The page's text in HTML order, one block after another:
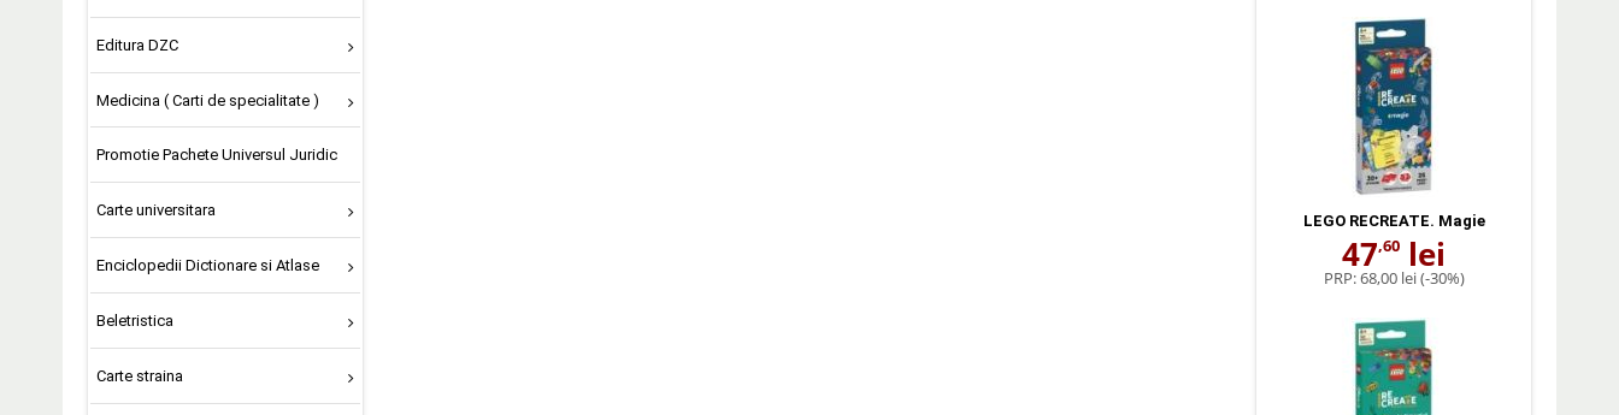
Editura DZC
Medicina ( Carti de specialitate )
Promotie Pachete Universul Juridic
Carte universitara
Enciclopedii Dictionare si Atlase
Beletristica
Carte straina
LEGO RECREATE. Magie
47,60 lei
PRP:68,00 lei(-30%)